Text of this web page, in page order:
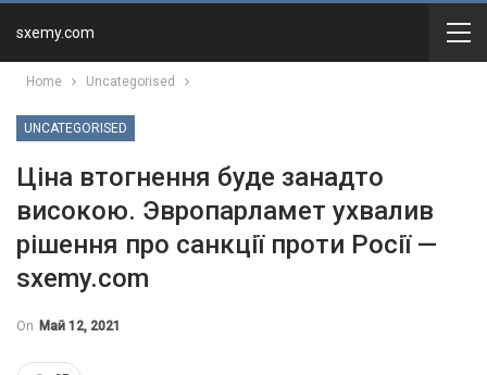
sxemy.com
Home Uncategorised
UNCATEGORISED
Ціна втогнення буде занадто
високою. Эвропарламет ухвалив
рішення про санкції проти Росії —
sxemy.com
On Май 12, 2021